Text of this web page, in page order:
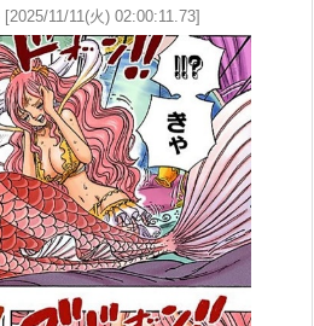
[2025/11/11(火) 02:00:11.73]